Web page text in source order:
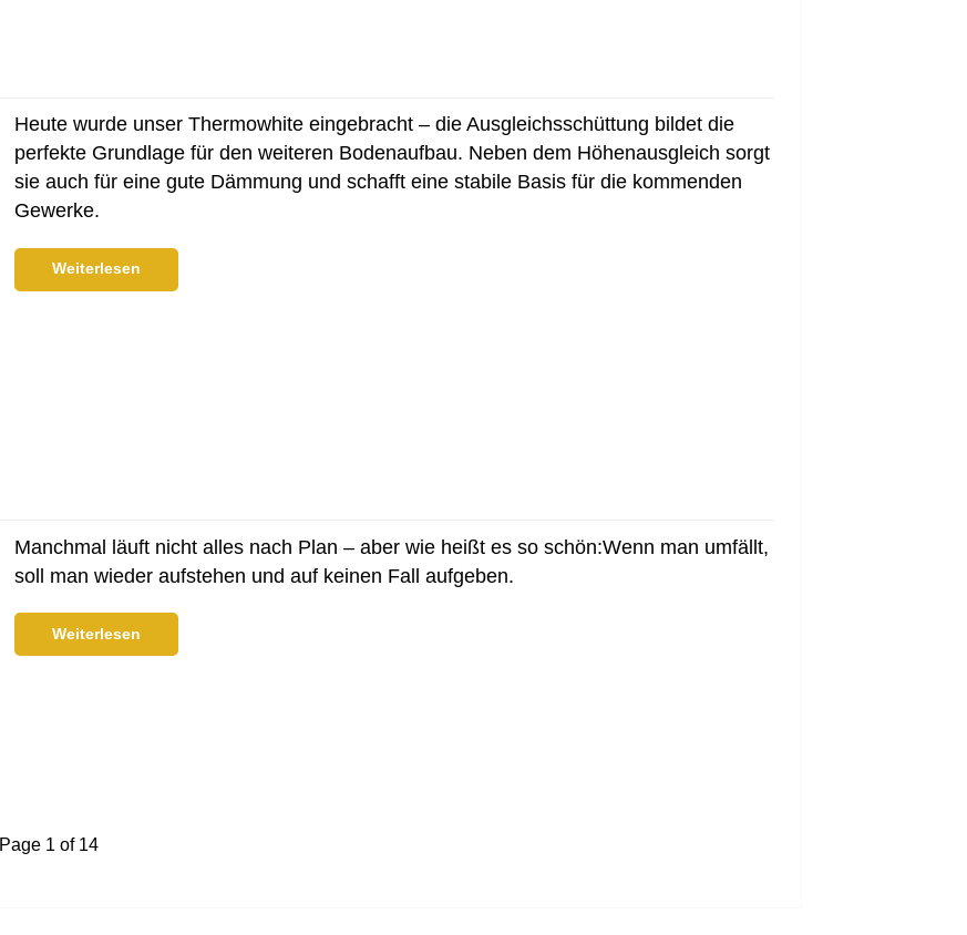
Heute wurde unser Thermowhite eingebracht – die Ausgleichsschüttung bildet die
perfekte Grundlage für den weiteren Bodenaufbau. Neben dem Höhenausgleich sorgt
sie auch für eine gute Dämmung und schafft eine stabile Basis für die kommenden
Gewerke.
Weiterlesen
Manchmal läuft nicht alles nach Plan – aber wie heißt es so schön:Wenn man umfällt,
soll man wieder aufstehen und auf keinen Fall aufgeben.
Weiterlesen
Page 1 of 14